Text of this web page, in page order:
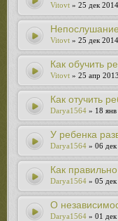
Vitovt » 25 дек
Vitovt » 25 дек
Как обучить
Vitovt » 25 апр
Как отучить
Darya1564 » 18
У ребенка
Darya1564 » 06
Как
Darya1564 » 05
О
Darya1564 » 01